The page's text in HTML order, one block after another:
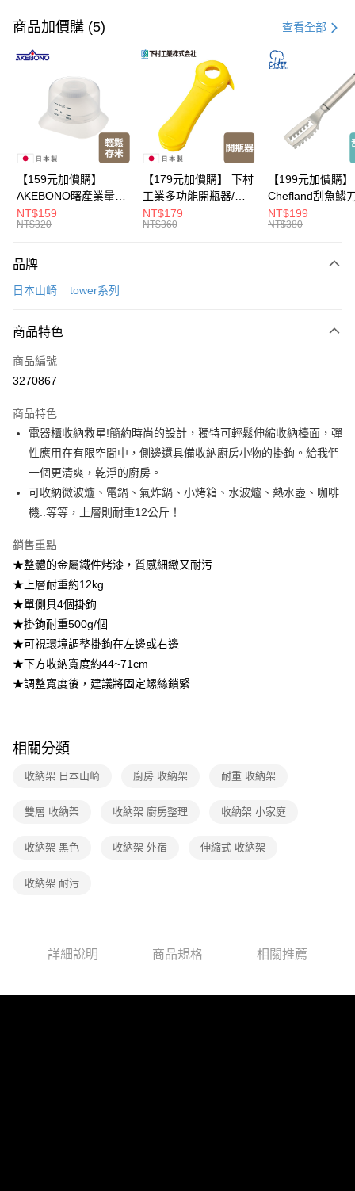
信用卡一次付款
LINE Pay
Apple Pay
悠遊付
全盈+PAY
大哥付你分期
相關說明
2.付款方式選擇「大哥付你分期」，訂單成立後會自動跳轉到大哥付的交易
成交易。
4.訂單成立30分鐘內，如未前往確認交易或遇審核未通過，訂單將自動取
消。如遇「轉專審核」未通過狀況，表示未達大哥付你分期系統評分，恕無
【繳款方式說明】
1.分期款項不併入電信帳單，「大哥付你分期」於每月結算日後寄送繳費提
2.透過簡訊連結打開帳單後，可選擇「超商條碼／台灣大直營門市／銀行轉
【注意事項】
1.本服務係由「台灣大哥大股份有限公司」（以下簡稱本公司）所提供，讓
用戶於交易時，得透過本服務購買商品或服務，並由商店將買賣／分期付款
買賣價金債權讓與本公司後，依約使用本公司帳單繳交帳款。
2.基於同意付款使用「大哥付你分期」之契約關係目的，商店將以您的個人
由本公司與您本人進行分期帳單所需資料之確認、核對及更正。
3.完整用戶服務條款，請詳閱以下連結：
運送方式
每筆NT$150，滿NT$499(含以上)免運費
商品加價購 (5) 查看全部
【159元加價購】
AKEBONO曙產業量米
杯漏斗組(白)/量米杯/
米桶/量米用具/任二件8
NT$159
NT$320
【179元加價購】 下村
工業多功能開瓶器/開
瓶器/餐廚用品/料理道
具/任二件8折
NT$179
NT$360
【199元加價購】
Chefland刮魚鱗
魚鱗器/廚房用品/
道具/任二件8折
NT$199
NT$380
品牌
日本山崎 tower系列
商品特色
商品編號
3270867
商品特色
電器櫃收納救星!簡約時尚的設計，獨特可輕鬆伸縮收納檯面，彈
性應用在有限空間中，側邊還具備收納廚房小物的掛鉤。給我們
一個更清爽，乾淨的廚房。
可收納微波爐、電鍋、氣炸鍋、小烤箱、水波爐、熱水壺、咖啡
機..等等，上層則耐重12公斤！
銷售重點
★整體的金屬鐵件烤漆，質感細緻又耐污
★上層耐重約12kg
★單側具4個掛鉤
★掛鉤耐重500g/個
★可視環境調整掛鉤在左邊或右邊
★下方收納寬度約44~71cm
★調整寬度後，建議將固定螺絲鎖緊
相關分類
收納架 日本山崎 廚房 收納架 耐重 收納架
雙層 收納架 收納架 廚房整理 收納架 小家庭
收納架 黑色 收納架 外宿 伸縮式 收納架
收納架 耐污
詳細說明 商品規格 相關推薦